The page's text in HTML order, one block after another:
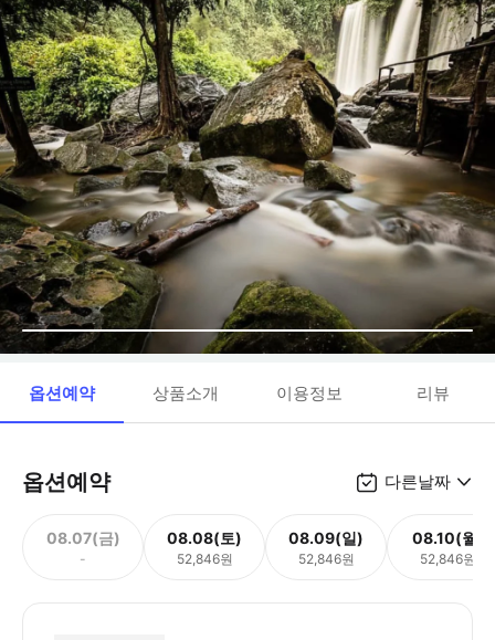
옵션예약 상품소개 이용정보 리뷰
옵션예약 다른날짜
08.07(금)
-
08.08(토)
52,846원
08.09(일)
52,846원
08.10(월)
52,846원